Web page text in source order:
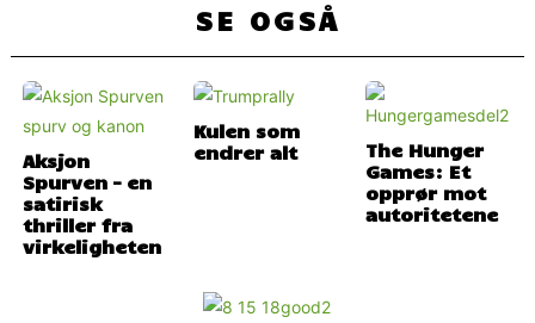
SE OGSÅ
Aksjon
Spurven – en
satirisk
thriller fra
virkeligheten
Kulen som
endrer alt
The Hunger
Games: Et
opprør mot
autoritetene